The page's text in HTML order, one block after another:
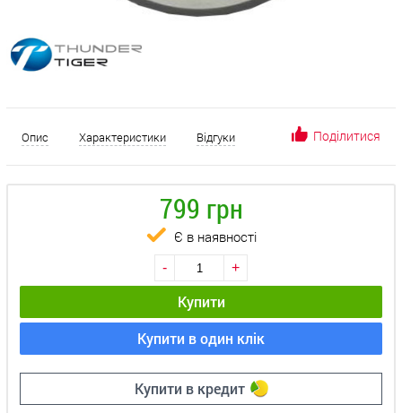
Опис Характеристики Відгуки Поділитися
799 грн
Є в наявності
- +
Купити
Купити в один клік
Купити в кредит